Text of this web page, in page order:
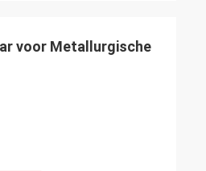
voor Metallurgische